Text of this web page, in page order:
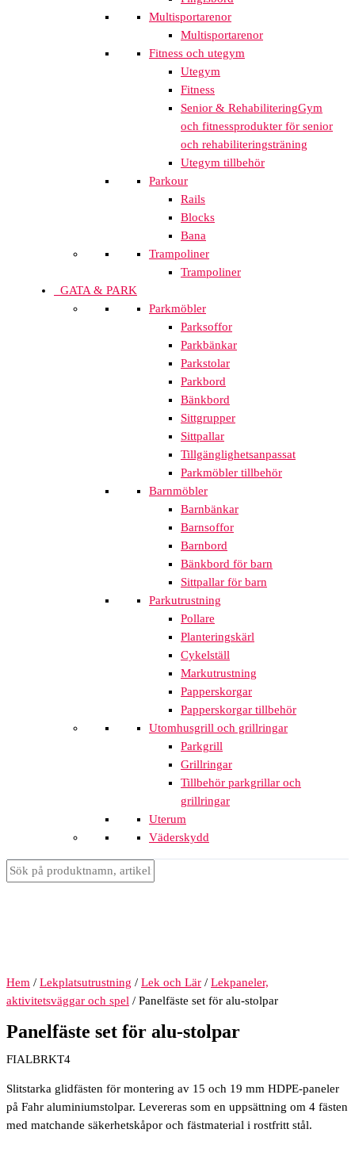
Multisportarenor
Multisportarenor
Fitness och utegym
Utegym
Fitness
Senior & RehabiliteringGym
och fitnessprodukter för senior
och rehabiliteringsträning
Utegym tillbehör
Parkour
Rails
Blocks
Bana
Trampoliner
Trampoliner
GATA & PARK
Parkmöbler
Parksoffor
Parkbänkar
Parkstolar
Parkbord
Bänkbord
Sittgrupper
Sittpallar
Tillgänglighetsanpassat
Parkmöbler tillbehör
Barnmöbler
Barnbänkar
Barnsoffor
Barnbord
Bänkbord för barn
Sittpallar för barn
Parkutrustning
Pollare
Planteringskärl
Cykelställ
Markutrustning
Papperskorgar
Papperskorgar tillbehör
Utomhusgrill och grillringar
Parkgrill
Grillringar
Tillbehör parkgrillar och
grillringar
Uterum
Väderskydd
Hem / Lekplatsutrustning / Lek och Lär / Lekpaneler,
aktivitetsväggar och spel / Panelfäste set för alu-stolpar
Panelfäste set för alu-stolpar
FIALBRKT4
Slitstarka glidfästen för montering av 15 och 19 mm HDPE-paneler
på Fahr aluminiumstolpar. Levereras som en uppsättning om 4 fästen
med matchande säkerhetskåpor och fästmaterial i rostfritt stål.